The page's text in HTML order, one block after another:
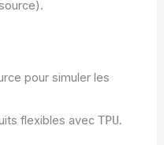
pour simuler les
flexibles avecTPU.